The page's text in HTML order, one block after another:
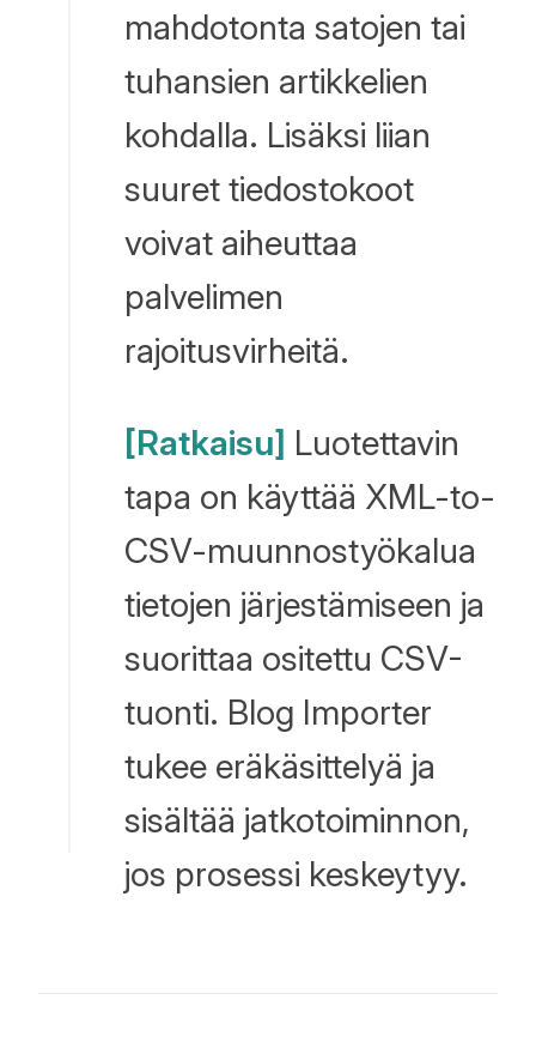
mahdotonta satojen tai
tuhansien artikkelien
kohdalla. Lisäksi liian
suuret tiedostokoot
voivat aiheuttaa
palvelimen
rajoitusvirheitä.
[Ratkaisu] Luotettavin
tapa on käyttää XML-to-
CSV-muunnostyökalua
tietojen järjestämiseen ja
suorittaa ositettu CSV-
tuonti. Blog Importer
tukee eräkäsittelyä ja
sisältää jatkotoiminnon,
jos prosessi keskeytyy.